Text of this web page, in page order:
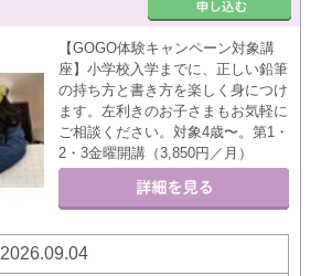
【GOGO体験キャンペーン対象講
座】小学校入学までに、正しい鉛筆
の持ち方と書き方を楽しく身につけ
ます。左利きのお子さまもお気軽に
ご相談ください。対象4歳〜。第1・
2・3金曜開講（3,850円／月）
2026.09.04